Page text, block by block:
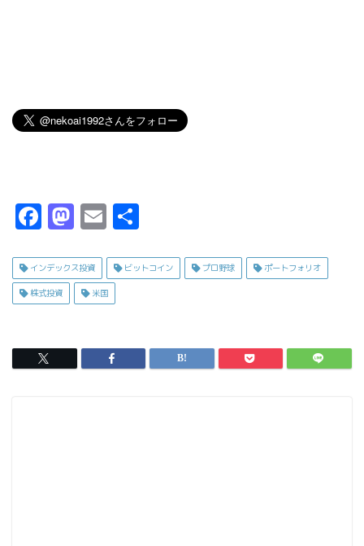
F
c
e
o
o
M
s
t
d
o
E
ai
l
インデックス投資 ビットコイン プロ野球 ポートフォリオ
株式投資 米国